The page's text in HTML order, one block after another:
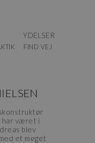
FIND VEJ
YDELSER
har været i
blev
et meget